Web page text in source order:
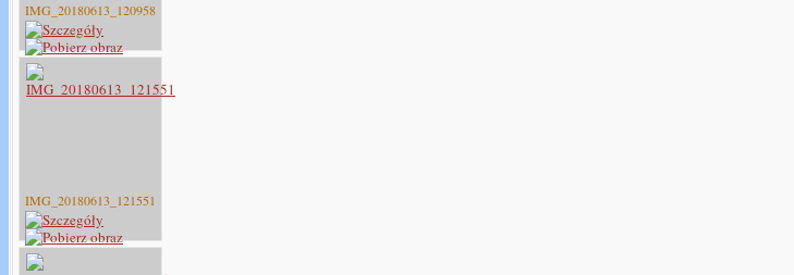
IMG_20180613_120958
IMG_20180613_121551